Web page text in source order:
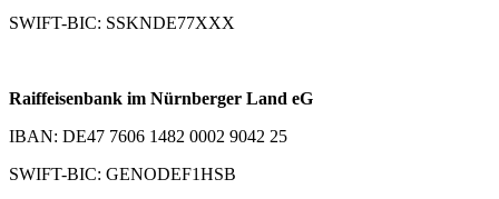
SWIFT-BIC: SSKNDE77XXX
Raiffeisenbank im Nürnberger Land eG
IBAN: DE47 7606 1482 0002 9042 25
SWIFT-BIC: GENODEF1HSB